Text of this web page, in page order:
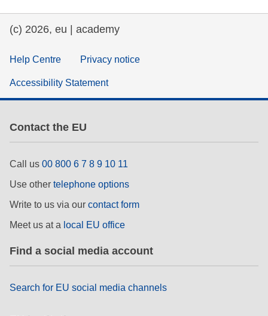
енергетика, зміна клімату та довкілля
працевлаштування, комерційна
діяльність та економіка
безпечність харчових продуктів та
нестабільність, кризові ситуації та
стійкість
гендер, нерівність та інклюзія
(c) 2026, eu | academy
Help Centre Privacy notice
Accessibility Statement
Contact the EU
Call us 00 800 6 7 8 9 10 11
Use other telephone options
Write to us via our contact form
Meet us at a local EU office
Find a social media account
Search for EU social media channels